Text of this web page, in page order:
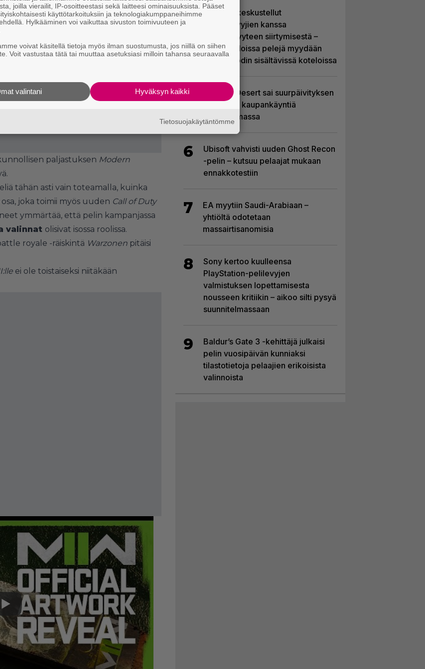
paljastuksen Modern
tähän asti vain toteamalla, kuinka
joka toimii myös uuden Call of Duty
ymmärtää, että pelin kampanjassa
valinnat olisivat isossa roolissa.
royale -räiskintä Warzonen pitäisi
ei ole toistaiseksi niitäkään
4
Sony on keskustellut
jälleenmyyjien kanssa
levyttömyyteen siirtymisestä –
Yhdysvalloissa pelejä myydään
latauskoodin sisältävissä koteloissa
5
Crimson Desert sai suurpäivityksen
– uudistaa kaupankäyntiä
pelimaailmassa
6
Ubisoft vahvisti uuden Ghost Recon
-pelin – kutsuu pelaajat mukaan
ennakkotestiin
7
EA myytiin Saudi-Arabiaan –
yhtiöltä odotetaan
massairtisanomisia
8
Sony kertoo kuulleensa
PlayStation-pelilevyjen
valmistuksen lopettamisesta
nousseen kritiikin – aikoo silti pysyä
suunnitelmassaan
9
Baldur’s Gate 3 -kehittäjä julkaisi
pelin vuosipäivän kunniaksi
tilastotietoja pelaajien erikoisista
valinnoista
joilla vierailit, IP-osoitteestasi sekä laitteesi ominaisuuksista. Pääset
käyttötarkoituksiin ja teknologiakumppaneihimme
Hylkääminen voi vaikuttaa sivuston toimivuuteen ja
voivat käsitellä tietoja myös ilman suostumusta, jos niillä on siihen
Voit vastustaa tätä tai muuttaa asetuksiasi milloin tahansa seuraavalla
Hyväksyn kaikki
valintani
Tietosuojakäytäntömme